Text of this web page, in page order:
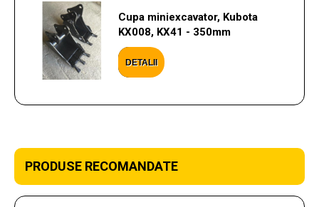
Cupa miniexcavator, Kubota
KX008, KX41 - 350mm
DETALII
PRODUSE RECOMANDATE